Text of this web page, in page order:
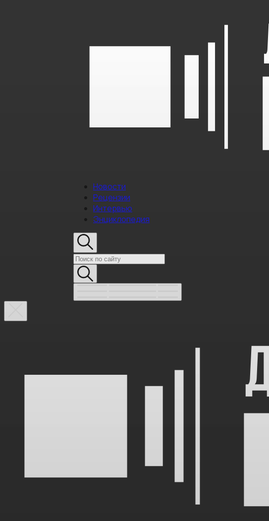
Новости
Рецензии
Интервью
Энциклопедия